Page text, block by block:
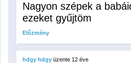
Nagyon szépek a
ezeket gyűjtöm
Előzmény
hdgy hdgy üzente 12 éve